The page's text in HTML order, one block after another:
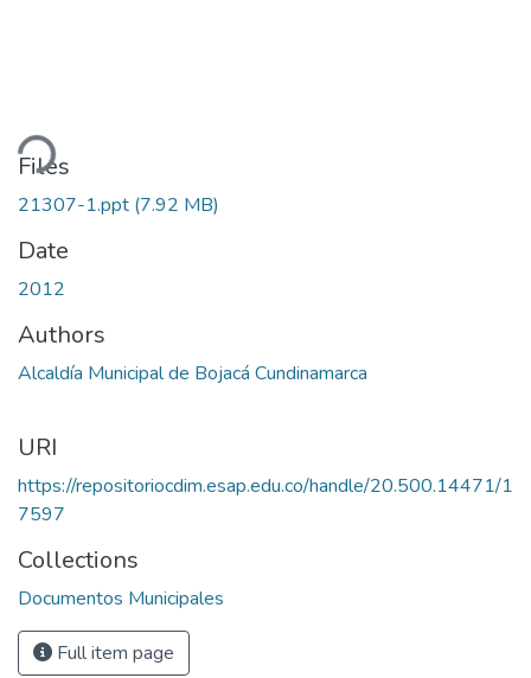
Files
21307-1.ppt (7.92 MB)
Date
2012
Authors
Alcaldía Municipal de Bojacá Cundinamarca
URI
https://repositoriocdim.esap.edu.co/handle/20.500.14471/1
7597
Collections
Documentos Municipales
Full item page